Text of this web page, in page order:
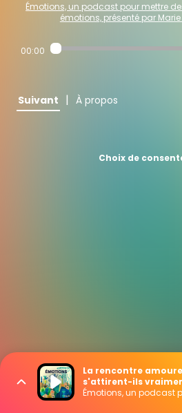
Émotions, un podcast pour mettre
émotions, présenté par
00:00
Suivant | À propos
Choix de
La rencontre
s'attirent-ils